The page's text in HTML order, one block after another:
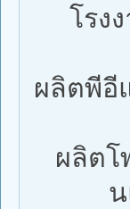
โรง
ผลิตพีอี
ผลิตโ